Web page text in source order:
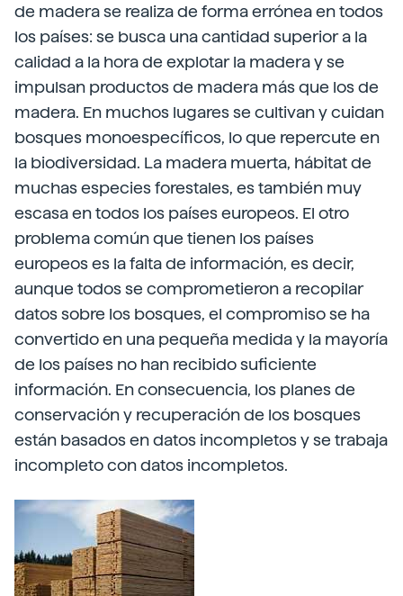
de madera se realiza de forma errónea en todos
los países: se busca una cantidad superior a la
calidad a la hora de explotar la madera y se
impulsan productos de madera más que los de
madera. En muchos lugares se cultivan y cuidan
bosques monoespecíficos, lo que repercute en
la biodiversidad. La madera muerta, hábitat de
muchas especies forestales, es también muy
escasa en todos los países europeos. El otro
problema común que tienen los países
europeos es la falta de información, es decir,
aunque todos se comprometieron a recopilar
datos sobre los bosques, el compromiso se ha
convertido en una pequeña medida y la mayoría
de los países no han recibido suficiente
información. En consecuencia, los planes de
conservación y recuperación de los bosques
están basados en datos incompletos y se trabaja
incompleto con datos incompletos.